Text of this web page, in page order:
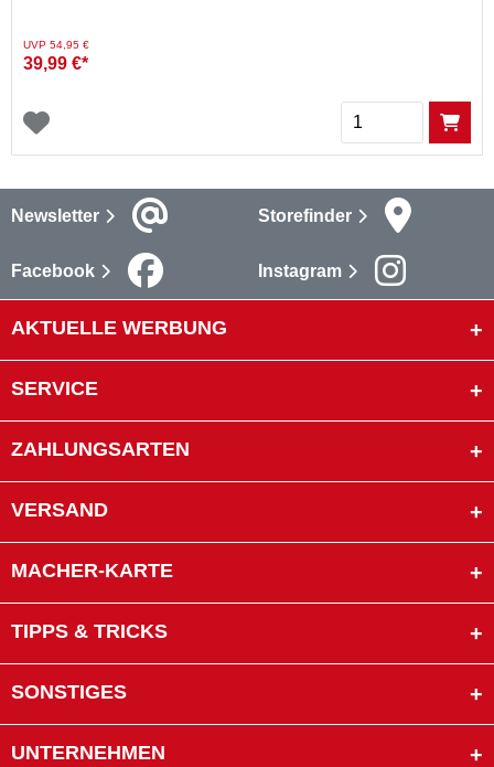
Preis reduziert von
UVP 54,95 €auf
39,99 €*
Menge
Newsletter Storefinder
Facebook Instagram
AKTUELLE WERBUNG
SERVICE
ZAHLUNGSARTEN
VERSAND
MACHER-KARTE
TIPPS & TRICKS
SONSTIGES
UNTERNEHMEN